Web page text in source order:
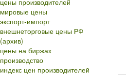
цены производителей
мировые цены
экспорт-импорт
внешнеторговые цены РФ
(архив)
цены на биржах
производство
индекс цен производителей